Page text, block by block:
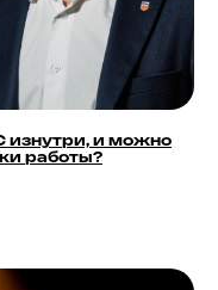
изнутри, и можно
работы?